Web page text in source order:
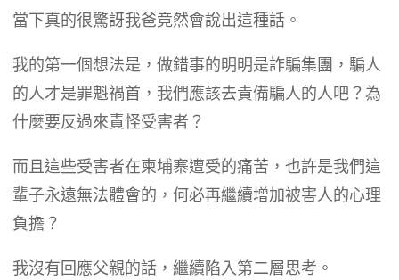
​當下真的很驚訝我爸竟然會說出這種話。
​我的第一個想法是，做錯事的明明是詐騙集團，騙人
的人才是罪魁禍首，我們應該去責備騙人的人吧？為
什麼要反過來責怪受害者？
​而且這些受害者在柬埔寨遭受的痛苦，也許是我們這
輩子永遠無法體會的，何必再繼續增加被害人的心理
負擔？
​我沒有回應父親的話，繼續陷入第二層思考。